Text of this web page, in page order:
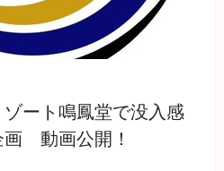
ート鳴鳳堂で没入感
画 動画公開！